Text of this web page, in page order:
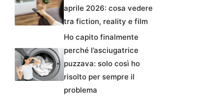
aprile 2026: cosa vedere
tra fiction, reality e film
Ho capito finalmente
perché l’asciugatrice
puzzava: solo così ho
risolto per sempre il
problema